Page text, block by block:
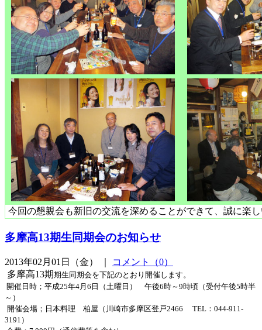
今回の懇親会も新旧の交流を深めることができて、誠に楽
多摩高13期生同期会のお知らせ
2013年02月01日（金） ｜
コメント（0）
多摩高13期期生同期会を下記のとおり開催します。
開催日時；平成25年4 月 6 日（土曜日） 午後6時～9時頃（受付午後5時半
～）
開催会場；日本料理 柏屋（川崎市多摩区登戸2466 TEL ： 044-911-
3191 ）